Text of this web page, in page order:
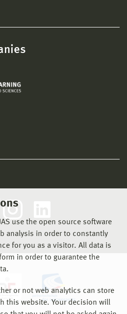
use the open source software
analysis in order to constantly
for you as a visitor. All data is
in order to guarantee the
or not web analytics can store
this website. Your decision will